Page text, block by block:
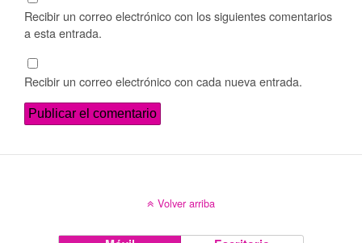
Recibir un correo electrónico con los siguientes comentarios
a esta entrada.
Recibir un correo electrónico con cada nueva entrada.
Volver arriba